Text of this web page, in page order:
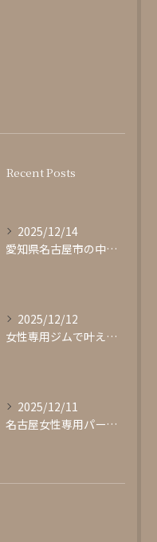
Recent Posts
2025/12/14
愛知県名古屋市の中心部に位置する女性専用パーソナルジムgli...
2025/12/12
女性専用ジムで叶える理想の体型作り
2025/12/11
名古屋女性専用パーソナルジムglishグリッシュ